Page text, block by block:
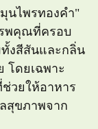
นไพรทองคำ"
รพคุณที่ครอบ
ทั้งสีสันและกลิ่น
โดยเฉพาะ
วยให้อาหาร
สุขภาพจาก